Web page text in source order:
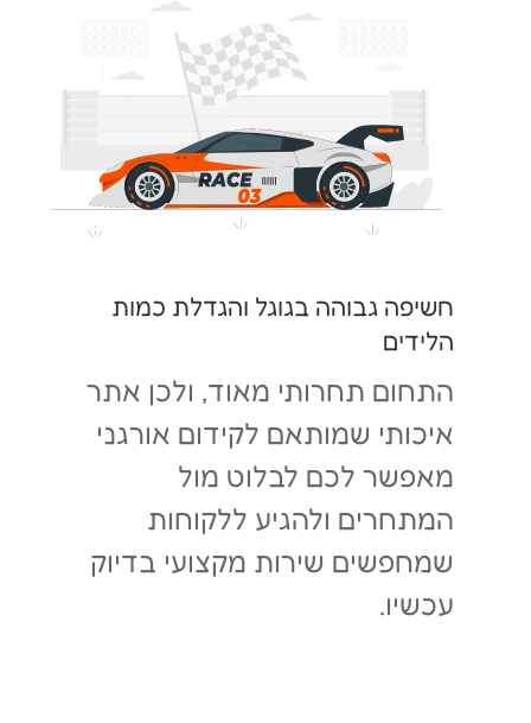
חשיפה גבוהה בגוגל והגדלת כמות
הלידים
התחום תחרותי מאוד, ולכן אתר
איכותי שמותאם לקידום אורגני
מאפשר לכם לבלוט מול
המתחרים ולהגיע ללקוחות
שמחפשים שירות מקצועי בדיוק
עכשיו.